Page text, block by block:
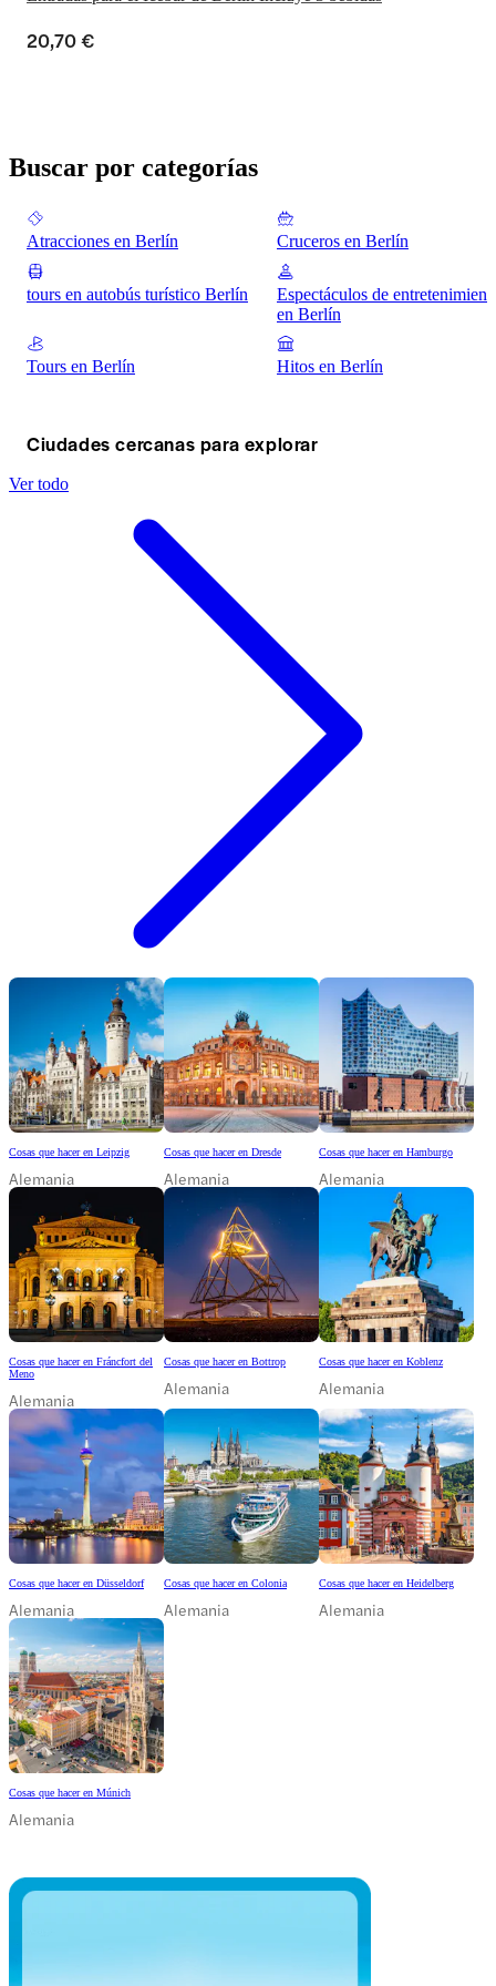
20,70 €
Buscar por categorías
Atracciones en Berlín Cruceros en Berlín
tours en autobús turístico Berlín
Espectáculos de
en Berlín
Tours en Berlín Hitos en Berlín
Ciudades cercanas para explorar
Ver todo
Cosas que hacer en Leipzig
Alemania
Cosas que hacer en Dresde
Alemania
Cosas que hacer en Hamburgo
Alemania
Cosas que hacer en Fráncfort del
Meno
Alemania
Cosas que hacer en Bottrop
Alemania
Cosas que hacer en Koblenz
Alemania
Cosas que hacer en Düsseldorf
Alemania
Cosas que hacer en Colonia
Alemania
Cosas que hacer en Heidelberg
Alemania
Cosas que hacer en Múnich
Alemania